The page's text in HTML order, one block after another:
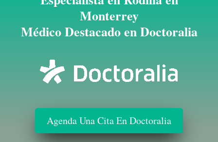
Monterrey
Médico Destacado en Doctoralia
Agenda Una Cita En Doctoralia